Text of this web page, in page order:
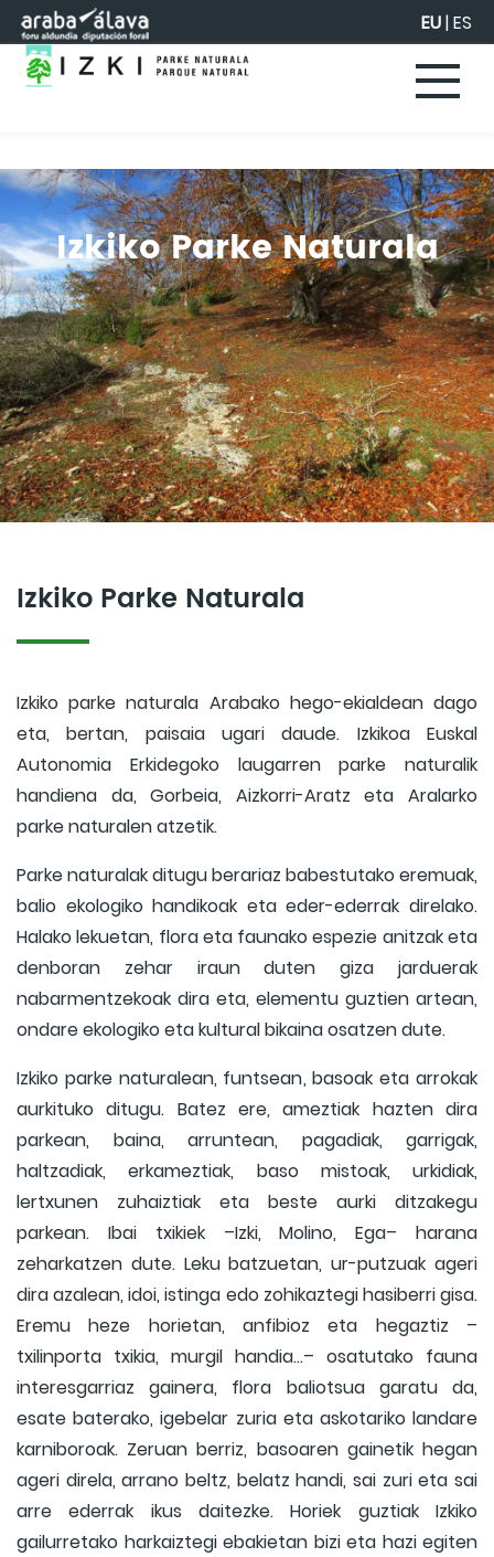
Eduki nagusira joan EU|ES
Izkiko Parke Naturala
Izkiko Parke Naturala
Izkiko parke naturala Arabako hego-ekialdean dago
eta, bertan, paisaia ugari daude. Izkikoa Euskal
Autonomia Erkidegoko laugarren parke naturalik
handiena da, Gorbeia, Aizkorri-Aratz eta Aralarko
parke naturalen atzetik.
Parke naturalak ditugu berariaz babestutako eremuak,
balio ekologiko handikoak eta eder-ederrak direlako.
Halako lekuetan, flora eta faunako espezie anitzak eta
denboran zehar iraun duten giza jarduerak
nabarmentzekoak dira eta, elementu guztien artean,
ondare ekologiko eta kultural bikaina osatzen dute.
Izkiko parke naturalean, funtsean, basoak eta arrokak
aurkituko ditugu. Batez ere, ameztiak hazten dira
parkean, baina, arruntean, pagadiak, garrigak,
haltzadiak, erkameztiak, baso mistoak, urkidiak,
lertxunen zuhaiztiak eta beste aurki ditzakegu
parkean.
Ibai txikiek –Izki, Molino, Ega– harana
zeharkatzen dute. Leku batzuetan, ur-putzuak ageri
dira azalean, idoi, istinga edo zohikaztegi hasiberri gisa.
Eremu heze horietan, anfibioz eta hegaztiz –
txilinporta txikia, murgil handia...– osatutako fauna
interesgarriaz gainera, flora baliotsua garatu da,
esate baterako, igebelar zuria eta askotariko landare
karniboroak. Zeruan berriz, basoaren gainetik hegan
ageri direla, arrano beltz, belatz handi, sai zuri eta sai
arre ederrak ikus daitezke. Horiek guztiak Izkiko
gailurretako harkaiztegi ebakietan bizi eta hazi egiten